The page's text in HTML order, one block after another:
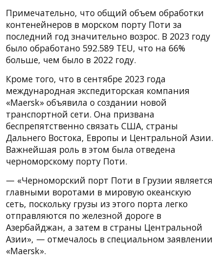
Примечательно, что общий объем обработки
контенейнеров в морском порту Поти за
последний год значительно возрос. В 2023 году
было обработано 592.589 TEU, что на 66%
больше, чем было в 2022 году.
Кроме того, что в сентябре 2023 года
международная экспедиторская компания
«Maersk» объявила о создании новой
транспортной сети. Она призвана
беспрепятственно связать США, страны
Дальнего Востока, Европы и Центральной Азии.
Важнейшая роль в этом была отведена
черноморскому порту Поти.
— «Черноморский порт Поти в Грузии является
главными воротами в мировую океанскую
сеть, поскольку грузы из этого порта легко
отправляются по железной дороге в
Азербайджан, а затем в страны Центральной
Азии», — отмечалось в специальном заявлении
«Maersk».